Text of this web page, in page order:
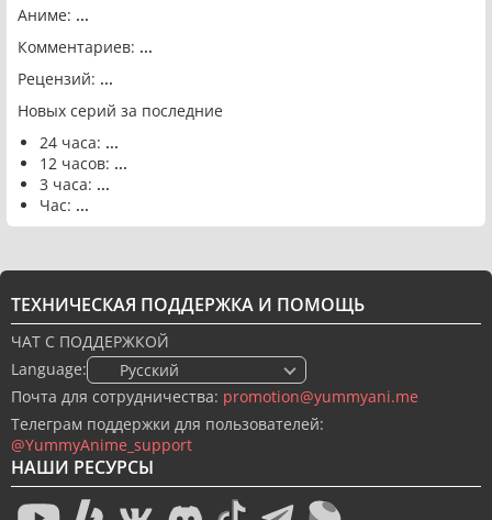
Аниме: ...
Комментариев: ...
Рецензий: ...
Новых серий за последние
24 часа: ...
12 часов: ...
3 часа: ...
Час: ...
НАШИ РЕСУРСЫ
ТЕХНИЧЕСКАЯ ПОДДЕРЖКА И ПОМОЩЬ
ЧАТ С ПОДДЕРЖКОЙ
Language:
🇷🇺 Русский
Почта для сотрудничества: promotion@yummyani.me
Телеграм поддержки для пользователей:
@YummyAnime_support